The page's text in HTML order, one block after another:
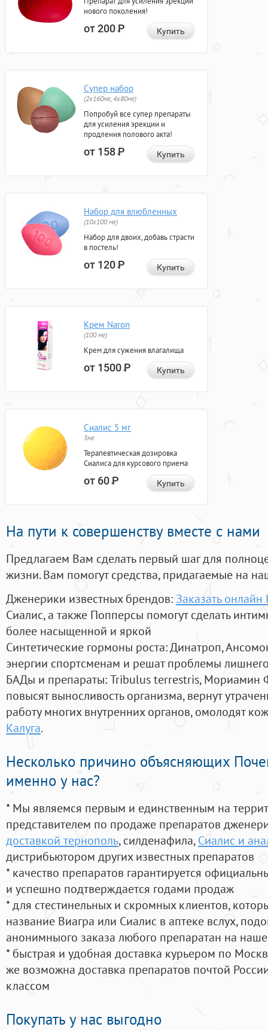
нового поколения!
от 200Р Купить
Супер набор
(2х160мг, 4х80мг)
Попробуй все супер препараты
для усиления эрекции и
продления полового акта!
от 158Р Купить
Набор для влюбленных
(10х100 мг)
Набор для двоих, добавь страсти
в постель!
от 120Р Купить
Крем Naron
(100 мг)
Крем для сужения влагалища
от 1500Р Купить
Сиалис 5 мг
5мг
Терапевтическая дозировка
Сиалиса для курсового приема
от 60Р Купить
На пути к совершенству вместе с нами
Предлагаем Вам сделать первый шаг для
жизни. Вам помогут средства, придагаемые на
Дженерики известных брендов: Заказать
Сиалис, а также Попперсы помогут сделать
более насыщенной и яркой
Синтетические гормоны роста: Динатроп,
энергии спортсменам и решат проблемы
БАДы и препараты:Tribulus terrestris, Мориамин
повысят выносливость организма, вернут
работу многих внутренних органов, омолодят
Калуга.
Несколько причино объясняющих
именно у нас?
* Мы являемся первым и единственным на
представителем по продаже препаратов
доставкой тернополь, силденафила, Сиалис и
дистрибьютором других известных препаратов
* качество препаратов гарантируется
и успешно подтверждается годами продаж
* для стестинельных и скромных клиентов,
название Виагра или Сиалис в аптеке вслух,
анонимныого заказа любого препаратан на
* быстрая и удобная доставка курьером по
же возможна доставка препаратов почтой
классом
Покупать у нас выгодно